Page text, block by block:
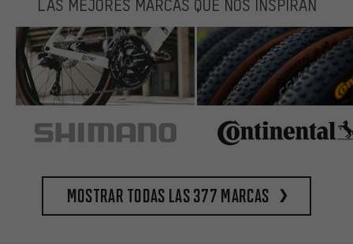
LAS MEJORES MARCAS QUE NOS INSPIRAN
Mostrar todas las 377 marcas